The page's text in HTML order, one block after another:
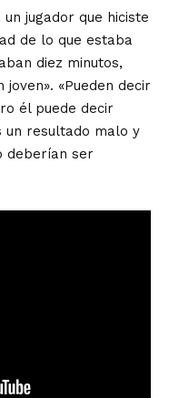
jugador que hiciste
de lo que estaba
diez minutos,
«Pueden decir
él puede decir
un resultado malo y
deberían ser